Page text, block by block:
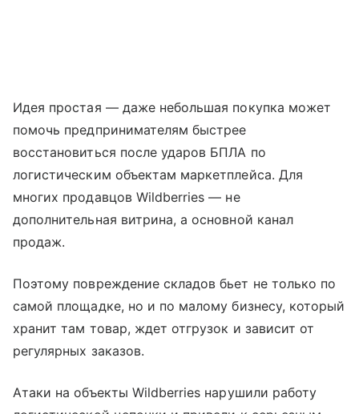
Идея простая — даже небольшая покупка может
помочь предпринимателям быстрее
восстановиться после ударов БПЛА по
логистическим объектам маркетплейса. Для
многих продавцов Wildberries — не
дополнительная витрина, а основной канал
продаж.
Поэтому повреждение складов бьет не только по
самой площадке, но и по малому бизнесу, который
хранит там товар, ждет отгрузок и зависит от
регулярных заказов.
Атаки на объекты Wildberries нарушили работу